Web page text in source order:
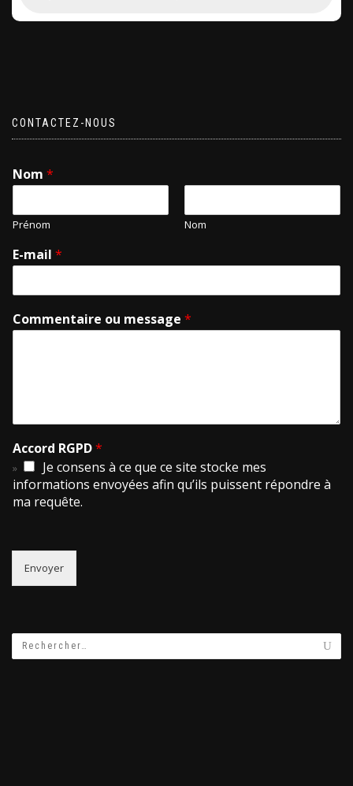
CONTACTEZ-NOUS
Nom *
Prénom Nom
E-mail *
Commentaire ou message *
Accord RGPD*
Je consens à ce que ce site stocke mes
informations envoyées afin qu’ils puissent répondre à
ma requête.
Envoyer